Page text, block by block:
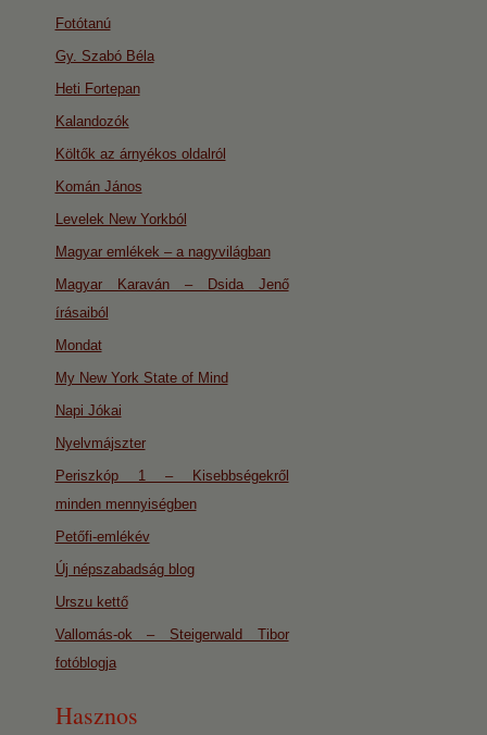
Fotótanú
Gy. Szabó Béla
Heti Fortepan
Kalandozók
Költők az árnyékos oldalról
Komán János
Levelek New Yorkból
Magyar emlékek – a nagyvilágban
Magyar Karaván – Dsida Jenő
írásaiból
Mondat
My New York State of Mind
Napi Jókai
Nyelvmájszter
Periszkóp 1 – Kisebbségekről
minden mennyiségben
Petőfi-emlékév
Új népszabadság blog
Urszu kettő
Vallomás-ok – Steigerwald Tibor
fotóblogja
Hasznos